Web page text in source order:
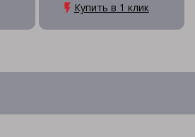
Купить в 1 клик